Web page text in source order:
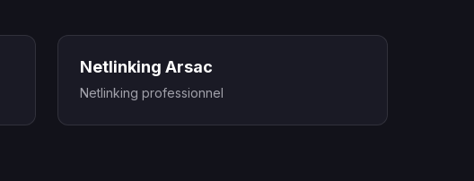
Netlinking Arsac
Netlinking professionnel